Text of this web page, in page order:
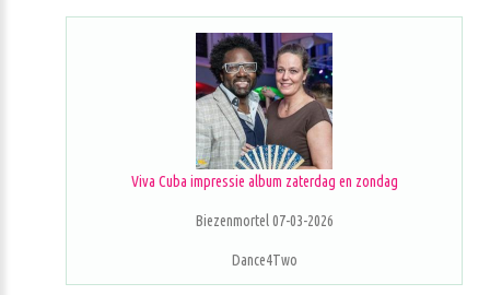
Viva Cuba impressie album zaterdag en zondag
Biezenmortel 07-03-2026
Dance4Two